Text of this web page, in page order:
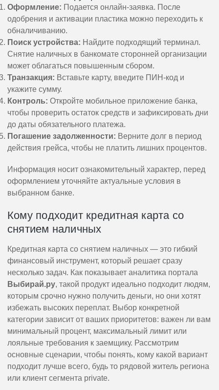
Оформление: Подается онлайн-заявка. После
одобрения и активации пластика можно переходить к
обналичиванию.
Поиск устройства: Найдите подходящий терминал.
Снятие наличных в банкомате сторонней организации
может облагаться повышенным сбором.
Транзакция: Вставьте карту, введите ПИН-код и
укажите сумму.
Контроль: Откройте мобильное приложение банка,
чтобы проверить остаток средств и зафиксировать дни
до даты обязательного платежа.
Погашение задолженности: Верните долг в период
действия грейса, чтобы не платить лишних процентов.
Информация носит ознакомительный характер, перед
оформлением уточняйте актуальные условия в
выбранном банке.
Кому подходит кредитная карта со
снятием наличных
Кредитная карта со снятием наличных — это гибкий
финансовый инструмент, который решает сразу
несколько задач. Как показывает аналитика портала
Выбирай.ру, такой продукт идеально подходит людям,
которым срочно нужно получить деньги, но они хотят
избежать высоких переплат. Выбор конкретной
категории зависит от ваших приоритетов: важен ли вам
минимальный процент, максимальный лимит или
лояльные требования к заемщику. Рассмотрим
основные сценарии, чтобы понять, кому какой вариант
подходит лучше всего, будь то рядовой житель региона
или клиент сегмента private.